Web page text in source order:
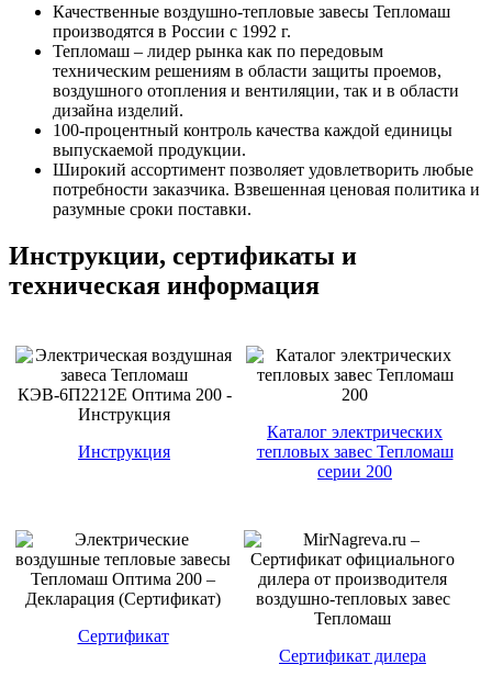
Качественные воздушно-тепловые завесы Тепломаш
производятся в России с 1992 г.
Тепломаш – лидер рынка как по передовым
техническим решениям в области защиты проемов,
воздушного отопления и вентиляции, так и в области
дизайна изделий.
100-процентный контроль качества каждой единицы
выпускаемой продукции.
Широкий ассортимент позволяет удовлетворить любые
потребности заказчика. Взвешенная ценовая политика и
разумные сроки поставки.
Инструкции, сертификаты и
техническая информация
Инструкция
Каталог электрических
тепловых завес Тепломаш
серии 200
Сертификат
Сертификат дилера